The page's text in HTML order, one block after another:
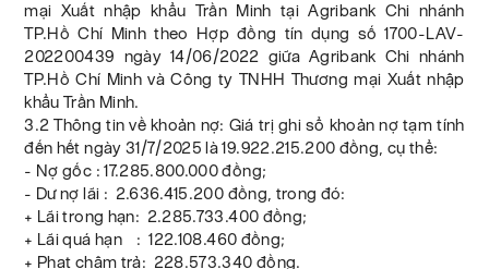
mại Xuất nhập khẩu Trần Minh tại Agribank Chi nhánh
TP.Hồ Chí Minh theo Hợp đồng tín dụng số 1700-LAV-
202200439 ngày 14/06/2022 giữa Agribank Chi nhánh
TP.Hồ Chí Minh và Công ty TNHH Thương mại Xuất nhập
khẩu Trần Minh.
3.2 Thông tin về khoản nợ: Giá trị ghi sổ khoản nợ tạm tính
đến hết ngày 31/7/2025 là 19.922.215.200 đồng, cụ thể:
- Nợ gốc : 17.285.800.000 đồng;
- Dư nợ lãi : 2.636.415.200 đồng, trong đó:
+ Lãi trong hạn: 2.285.733.400 đồng;
+ Lãi quá hạn : 122.108.460 đồng;
+ Phạt chậm trả: 228.573.340 đồng.